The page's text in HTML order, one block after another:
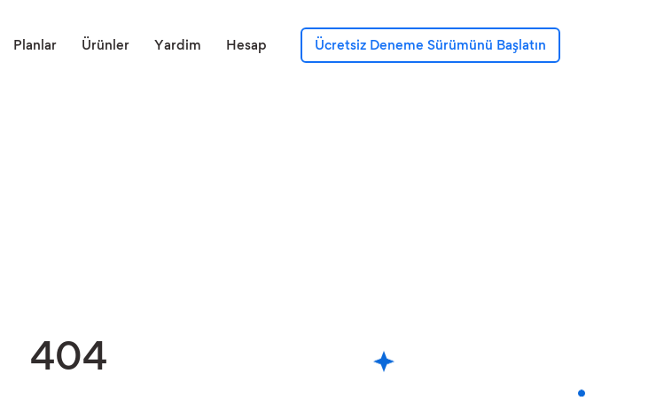
Planlar Ürünler Yardim Hesap Ücretsiz Deneme Sürümünü Başlatın
404